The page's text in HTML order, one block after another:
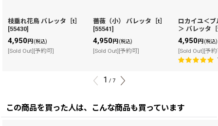
枝垂れ花鳥 バレッタ［t］
[55430]
4,950円(税込)
[Sold Out][予約可]
薔薇（小） バレッタ［t］
[55541]
4,950円(税込)
[Sold Out][予約可]
ロカイユ＜
＞ バレッタ
4,950円(税込)
[Sold Out][予
1 / 7
この商品を買った人は、こんな商品も買っています